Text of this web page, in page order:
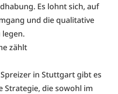
Es lohnt sich, auf
und die qualitative
legen.
zählt
in Stuttgart gibt es
die sowohl im